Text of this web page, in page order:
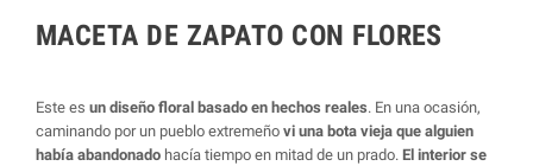
MACETA DE ZAPATO CON FLORES
Este es un diseño floral basado en hechos reales. En una ocasión,
caminando por un pueblo extremeño vi una bota vieja que alguien
había abandonado hacía tiempo en mitad de un prado. El interior se